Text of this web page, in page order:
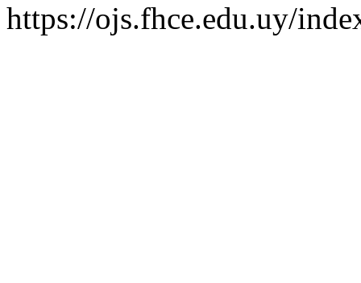
https://ojs.fhce.edu.uy/